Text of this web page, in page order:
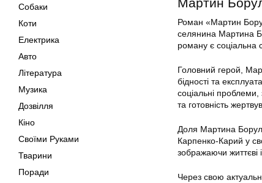
Собаки
Коти
Електрика
Авто
Література
Музика
Дозвілля
Кіно
Своїми Руками
Тварини
Поради
Мартин
Роман «Мартин
селянина Мартина
роману є соціальна
Головний герой,
бідності та
соціальні
та готовність
Доля Мартина Борулі
Карпенко-Карий у
зображаючи життєві
Через свою